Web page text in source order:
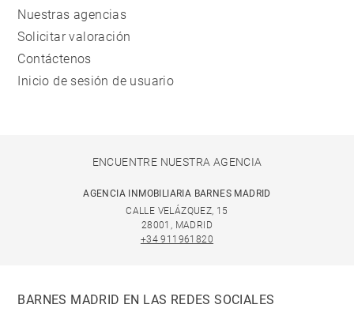
Nuestras agencias
Solicitar valoración
Contáctenos
Inicio de sesión de usuario
ENCUENTRE NUESTRA AGENCIA
AGENCIA INMOBILIARIA BARNES MADRID
CALLE VELÁZQUEZ, 15
28001, MADRID
+34 911961820
BARNES MADRID EN LAS REDES SOCIALES